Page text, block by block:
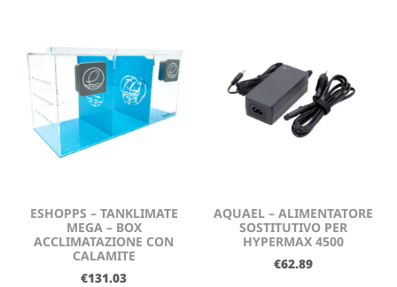
ESHOPPS – TANKLIMATE
MEGA – BOX
ACCLIMATAZIONE CON
CALAMITE
€131.03
AQUAEL – ALIMENTATORE
SOSTITUTIVO PER
HYPERMAX 4500
€62.89